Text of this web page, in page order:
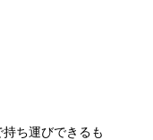
ち運びできるも